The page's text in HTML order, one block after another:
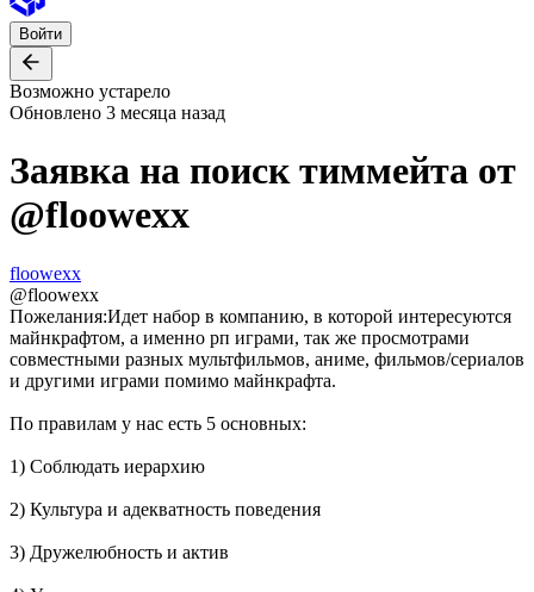
Войти
Возможно устарело
Обновлено 3 месяца назад
Заявка на поиск тиммейта от
@floowexx
floowexx
@floowexx
Пожелания:Идет набор в компанию, в которой интересуются
майнкрафтом, а именно рп играми, так же просмотрами
совместными разных мультфильмов, аниме, фильмов/сериалов
и другими играми помимо майнкрафта.
По правилам у нас есть 5 основных:
1) Соблюдать иерархию
2) Культура и адекватность поведения
3) Дружелюбность и актив